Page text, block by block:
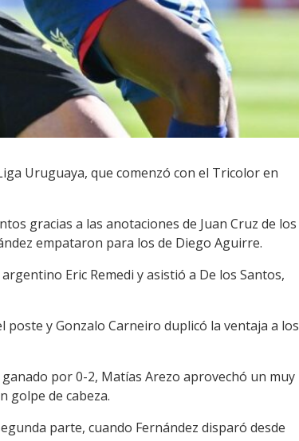
Uruguaya, que comenzó con el Tricolor en
gracias a las anotaciones de Juan Cruz de los
empataron para los de Diego Aguirre.
Eric Remedi y asistió a De los Santos,
poste y Gonzalo Carneiro duplicó la ventaja a los
por 0-2, Matías Arezo aprovechó un muy
golpe de cabeza.
parte, cuando Fernández disparó desde